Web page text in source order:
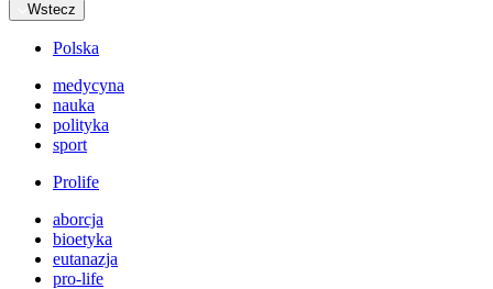
Wstecz
Polska
medycyna
nauka
polityka
sport
Prolife
aborcja
bioetyka
eutanazja
pro-life